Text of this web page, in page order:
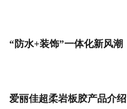
爱丽佳超柔岩板胶产品介绍